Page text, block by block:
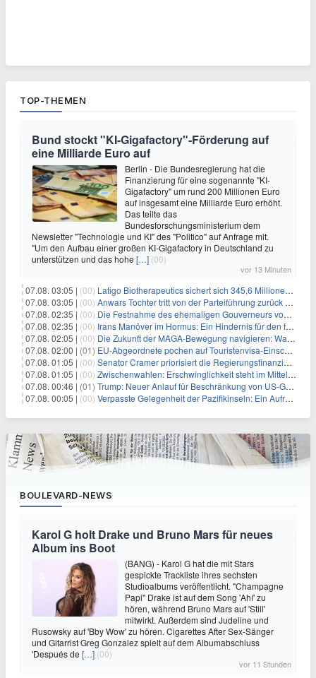
TOP-THEMEN
Bund stockt "KI-Gigafactory"-Förderung auf
eine Milliarde Euro auf
Berlin - Die Bundesregierung hat die
Finanzierung für eine sogenannte "KI-
Gigafactory" um rund 200 Millionen Euro
auf insgesamt eine Milliarde Euro erhöht.
Das teilte das
Bundesforschungsministerium dem
Newsletter "Technologie und KI" des "Politico" auf Anfrage mit.
"Um den Aufbau einer großen KI-Gigafactory in Deutschland zu
unterstützen und das hohe […] (00)
vor 13 Minuten
07.08. 03:05 | (00) Latigo Biotherapeutics sichert sich 345,6 Millionen Dollar in einer erhöhten IPO und ebnet den Weg für nicht-opioide Schmerztherapie
07.08. 03:05 | (00) Anwars Tochter tritt von der Parteiführung zurück und hebt politische Turbulenzen hervor
07.08. 02:35 | (00) Die Festnahme des ehemaligen Gouverneurs von Mexiko hebt die anhaltenden Herausforderungen in der Governance und im Geschäftsumfeld hervor
07.08. 02:35 | (00) Irans Manöver im Hormus: Ein Hindernis für den freien Handel und das Investorenvertrauen
07.08. 02:05 | (00) Die Zukunft der MAGA-Bewegung navigieren: Was steht für Investoren auf dem Spiel?
07.08. 02:00 | (01) EU-Abgeordnete pochen auf Touristenvisa-Einschränkungen für Russen
07.08. 01:05 | (00) Senator Cramer priorisiert die Regierungsfinanzierung angesichts des bevorstehenden Ferienbeginns
07.08. 01:05 | (00) Zwischenwahlen: Erschwinglichkeit steht im Mittelpunkt, während die Demokraten auf die Mehrheit im Repräsentantenhaus zielen
07.08. 00:46 | (01) Trump: Neuer Anlauf für Beschränkung von US-Geburtsrecht
07.08. 00:05 | (00) Verpasste Gelegenheit der Pazifikinseln: Ein Aufruf zu einer stärkeren Haltung gegen Chinas militärische Provokationen
BOULEVARD-NEWS
Karol G holt Drake und Bruno Mars für neues
Album ins Boot
(BANG) - Karol G hat die mit Stars
gespickte Trackliste ihres sechsten
Studioalbums veröffentlicht. "Champagne
Papi" Drake ist auf dem Song 'Ahí' zu
hören, während Bruno Mars auf 'Still'
mitwirkt. Außerdem sind Judeline und
Rusowsky auf 'Bby Wow' zu hören. Cigarettes After Sex-Sänger
und Gitarrist Greg Gonzalez spielt auf dem Albumabschluss
'Después de […] (00)
vor 11 Stunden